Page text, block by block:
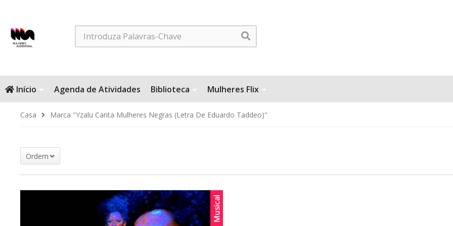
Search
Início Agenda de Atividades Biblioteca Mulheres Flix
Casa Marca "Yzalu Canta Mulheres Negras (Letra De Eduardo Taddeo)"
Ordem